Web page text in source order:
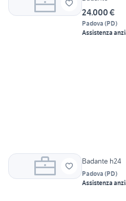
24.000 €
Padova (PD)
Assistenza
Badante h24
Padova (PD)
Assistenza